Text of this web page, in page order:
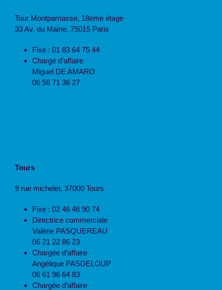
Tour Montparnasse, 18eme étage
33 Av. du Maine, 75015 Paris
Fixe : 01 83 64 75 44
Chargé d’affaire
Miguel DE AMARO
06 58 71 36 27
Tours
9 rue michelet, 37000 Tours
Fixe : 02 46 46 90 74
Directrice commerciale
Valérie PASQUEREAU
06 21 22 86 23
Chargée d’affaire
Angélique PASDELOUP
06 61 96 64 83
Chargée d’affaire